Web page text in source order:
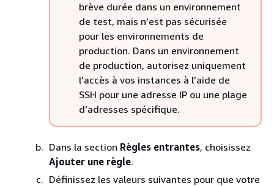
brève durée dans un environnement
de test, mais n’est pas sécurisée
pour les environnements de
production. Dans un environnement
de production, autorisez uniquement
l’accès à vos instances à l’aide de
SSH pour une adresse IP ou une plage
d’adresses spécifique.
Dans la section Règles entrantes, choisissez
Ajouter une règle.
Définissez les valeurs suivantes pour que votre